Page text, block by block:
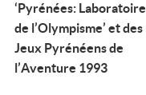
‘Pyrénées: Laboratoire
de l’Olympisme’ et des
Jeux Pyrénéens de
l’Aventure 1993